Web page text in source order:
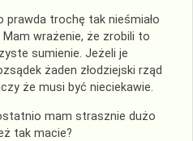
prawda trochę tak nieśmiało
wrażenie, że zrobili to
sumienie. Jeżeli je
żaden złodziejski rząd
że musi być nieciekawie.
mam strasznie dużo
tak macie?